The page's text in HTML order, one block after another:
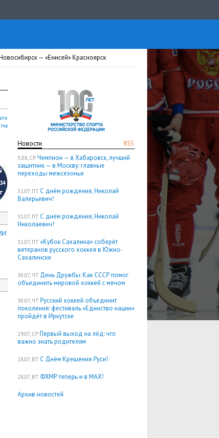
— «Енисей» Красноярск
RSS
Новости
5.08, СР Чемпион — в Хабаровск, лучший
защитник — в Москву: главные
переходы межсезонья
31.07, ПТ С днём рождения, Николай
Валерьевич!
31.07, ПТ С днём рождения, Николай
Николаевич!
31.07, ПТ «Кубок Сахалина» соберёт
ветеранов русского хоккея в Южно-
Сахалинске
30.07, ЧТ День Дружбы: Как СССР помог
объединить мировой хоккей с мячом
30.07, ЧТ Русский хоккей объединит
поколения: фестиваль «Единство нации»
пройдёт в Иркутске
29.07, СР Первый выход на лёд: что
важно знать родителям
28.07, ВТ С Днём Крещения Руси!
28.07, ВТ ФХМР теперь и в MAX!
Архив новостей